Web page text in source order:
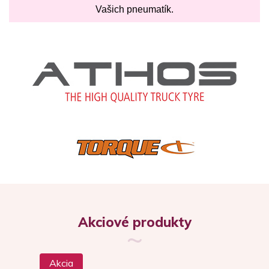
Vašich pneumatík.
Akciové produkty
Akcia